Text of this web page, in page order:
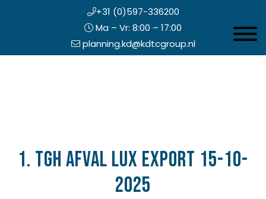
+31 (0)597-336200
Ma – Vr: 8:00 – 17:00
planning.kd@kdtcgroup.nl
1. TGH afval LUX EXPORT 15-10-
2025